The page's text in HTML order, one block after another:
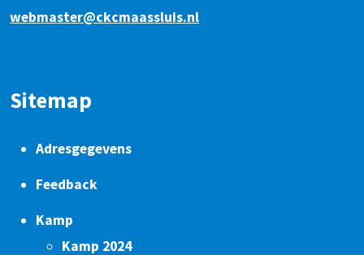
webmaster@ckcmaassluis.nl
Sitemap
Adresgegevens
Feedback
Kamp
Kamp 2024